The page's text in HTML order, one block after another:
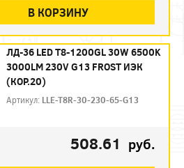
В КОРЗИНУ
ЛД-36 LED Т8-1200GL 30W 6500K
3000LM 230V G13 FROST ИЭК
(КОР.20)
Артикул: LLE-T8R-30-230-65-G13
508.61 руб.